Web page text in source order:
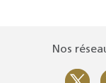
Nos